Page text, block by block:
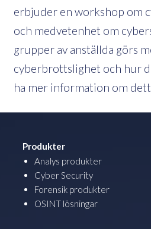
erbjuder en workshop om
och medvetenhet om
grupper av anställda görs
cyberbrottslighet och hur
ha mer information om
Produkter
Analys produkter
Cyber Security
Forensik produkter
OSINT lösningar